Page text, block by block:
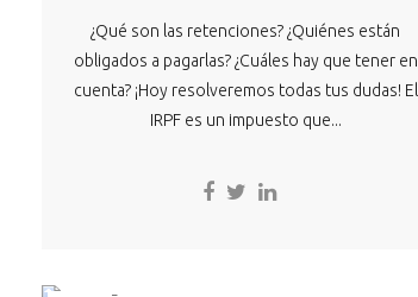
¿Qué son las retenciones? ¿Quiénes están
obligados a pagarlas? ¿Cuáles hay que tener en
cuenta? ¡Hoy resolveremos todas tus dudas! El
IRPF es un impuesto que...